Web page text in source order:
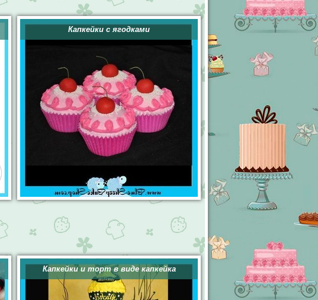
Капкейки с ягодками
Капкейки и торт в виде капкейка